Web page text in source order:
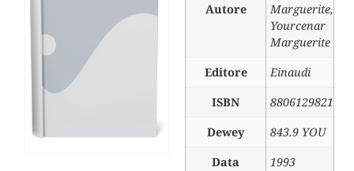
Autore Marguerite,
Yourcenar
Marguerite
Editore
Einaudi
ISBN
8806129821
Dewey
843.9 YOU
Data
1993